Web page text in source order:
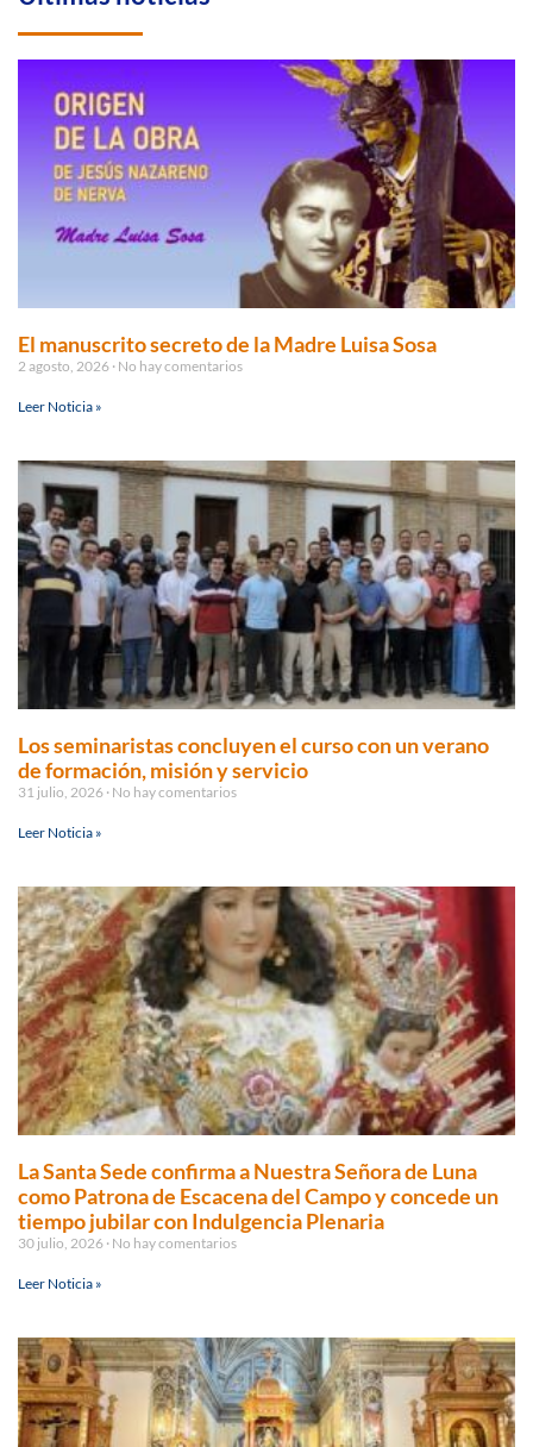
El manuscrito secreto de la Madre Luisa Sosa
2 agosto, 2026 No hay comentarios
Leer Noticia »
Los seminaristas concluyen el curso con un verano
de formación, misión y servicio
31 julio, 2026 No hay comentarios
Leer Noticia »
La Santa Sede confirma a Nuestra Señora de Luna
como Patrona de Escacena del Campo y concede un
tiempo jubilar con Indulgencia Plenaria
30 julio, 2026 No hay comentarios
Leer Noticia »